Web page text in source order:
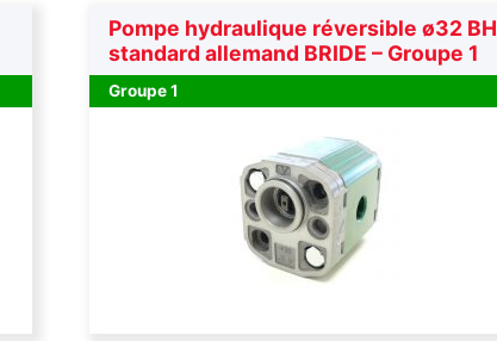
Pompe hydraulique réversible ø32 BH
standard allemand BRIDE – Groupe 1
Groupe 1